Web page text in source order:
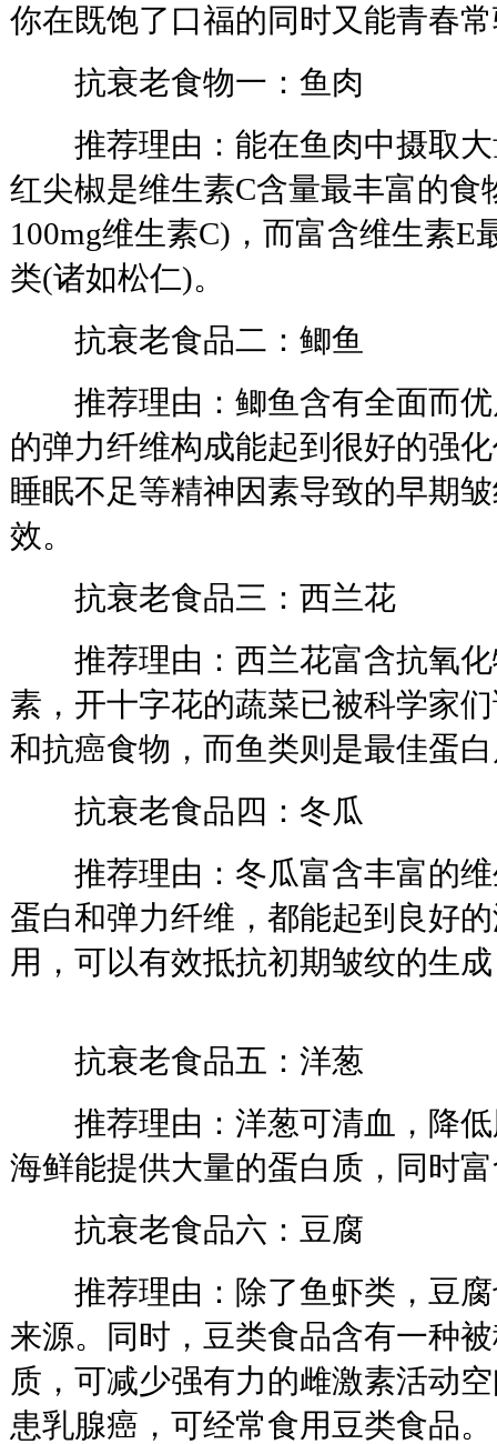
你在既饱了口福的同时又能青春
抗衰老食物一：鱼肉
推荐理由：能在鱼肉中摄取大
红尖椒是维生素C含量最丰富的食
100mg维生素C)，而富含维生素E
类(诸如松仁)。
抗衰老食品二：鲫鱼
推荐理由：鲫鱼含有全面而优
的弹力纤维构成能起到很好的强
睡眠不足等精神因素导致的早期
效。
抗衰老食品三：西兰花
推荐理由：西兰花富含抗氧化
素，开十字花的蔬菜已被科学家
和抗癌食物，而鱼类则是最佳蛋
抗衰老食品四：冬瓜
推荐理由：冬瓜富含丰富的维
蛋白和弹力纤维，都能起到良好
用，可以有效抵抗初期皱纹的生
抗衰老食品五：洋葱
推荐理由：洋葱可清血，降低
海鲜能提供大量的蛋白质，同时
抗衰老食品六：豆腐
推荐理由：除了鱼虾类，豆腐
来源。同时，豆类食品含有一种
质，可减少强有力的雌激素活动
患乳腺癌，可经常食用豆类食品。